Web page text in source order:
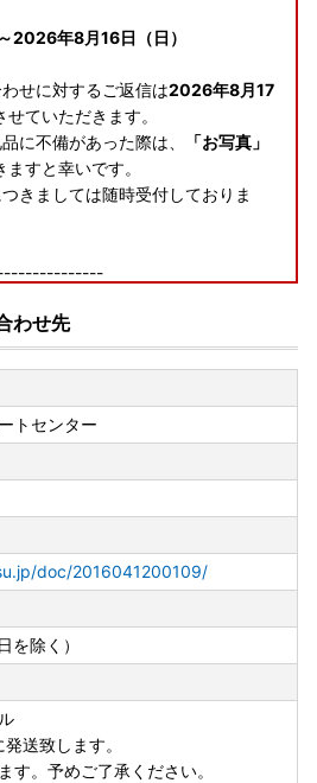
2026年8月16日（日）
せに対するご返信は2026年8月17
ていただきます。
に不備があった際は、
「お写真」
すと幸いです。
きましては随時受付しておりま
に伴う返礼品のお届けについて】
より、各配送事業者でお荷物のお届
、交通規制や道路状況等の影響によ
る場合がございます。
をご確認ください。
ご迷惑をおかけし誠に申し訳ござ
りますようお願い申し上げます。
て
ますが、お品によっては発送までに
可能な季節等がある場合がござい
、発送をお待ちいただく場合がご
めご了承ください。
わせ先
トセンター
doc/2016041200109/
除く）
送致します。
。予めご了承ください。